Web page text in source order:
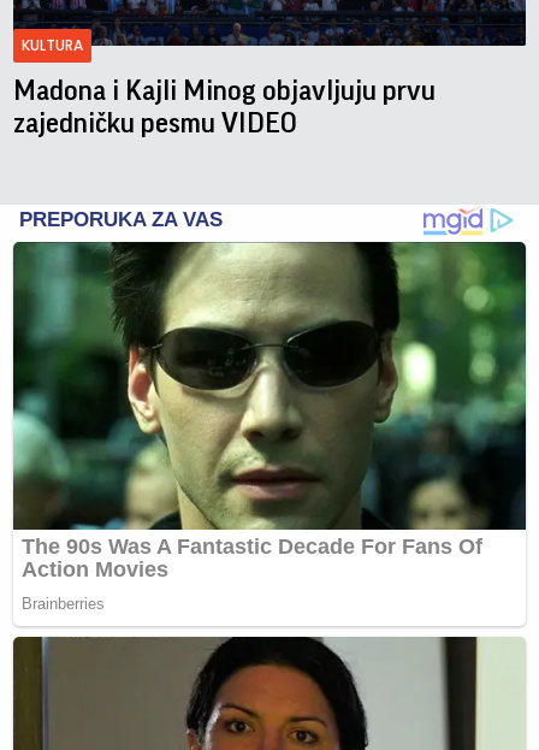
KULTURA
Madona i Kajli Minog objavljuju prvu
zajedničku pesmu VIDEO